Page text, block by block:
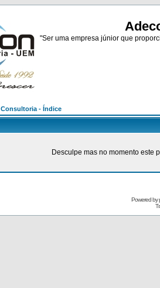
"Ser uma empresa júnior que
- Índice
Desculpe mas no momento este
Powered by